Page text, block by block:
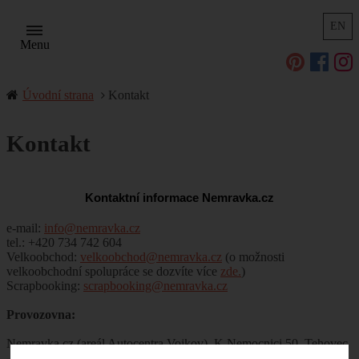
EN
Menu
Úvodní strana Kontakt
Kontakt
Kontaktní informace Nemravka.cz
e-mail: info@nemravka.cz
tel.: +420 734 742 604
Velkoobchod: velkoobchod@nemravka.cz (o možnosti
velkoobchodní spolupráce se dozvíte více zde.)
Scrapbooking: scrapbooking@nemravka.cz
Provozovna:
Nemravka.cz (areál Autocentra Vojkov), K Nemocnici 50, Tehovec